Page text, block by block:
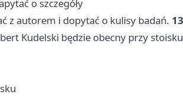
o szczegóły
z autorem i dopytać o kulisy badań. 13
Kudelski będzie obecny przy stoisku